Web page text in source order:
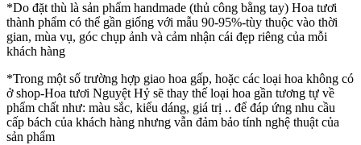
*Do đặt thù là sản phẩm handmade (thủ công bằng tay) Hoa tươi
thành phẩm có thể gần giống với mẫu 90-95%-tùy thuộc vào thời
gian, mùa vụ, góc chụp ảnh và cảm nhận cái đẹp riêng của mỗi
khách hàng
*Trong một số trường hợp giao hoa gấp, hoặc các loại hoa không có
ở shop-Hoa tươi Nguyệt Hỷ sẽ thay thế loại hoa gần tương tự về
phẩm chất như: màu sắc, kiểu dáng, giá trị .. để đáp ứng nhu cầu
cấp bách của khách hàng nhưng vẫn đảm bảo tính nghệ thuật của
sản phẩm